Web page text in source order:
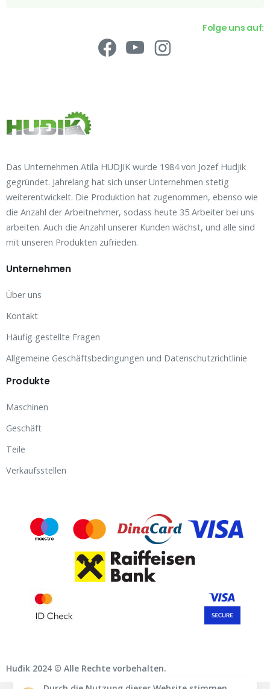
Folge uns auf:
Das Unternehmen Atila HUDJIK wurde 1984 von Jozef Hudjik
gegründet. Jahrelang hat sich unser Unternehmen stetig
weiterentwickelt. Die Produktion hat zugenommen, ebenso wie
die Anzahl der Arbeitnehmer, sodass heute 35 Arbeiter bei uns
arbeiten. Auch die Anzahl unserer Kunden wächst, und alle sind
mit unseren Produkten zufrieden.
Unternehmen
Über uns
Kontakt
Häufig gestellte Fragen
Allgemeine Geschäftsbedingungen und Datenschutzrichtlinie
Produkte
Maschinen
Geschäft
Teile
Verkaufsstellen
Huđik 2024 © Alle Rechte vorbehalten.